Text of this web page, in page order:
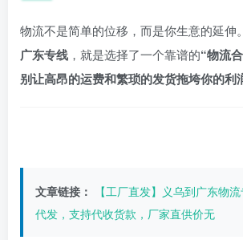
物流不是简单的位移，而是你生意的延伸
广东专线 ，就是选择了一个靠谱的“物流
别让高昂的运费和繁琐的发货拖垮你的利
文章链接：
【工厂直发】义乌到广东物
代发，支持代收货款，厂家直供价无